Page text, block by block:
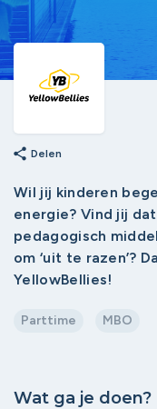
share Delen
Wil jij kinderen
energie? Vind jij
pedagogisch
om ‘uit te razen’?
YellowBellies!
Parttime MBO
Wat ga je doen?